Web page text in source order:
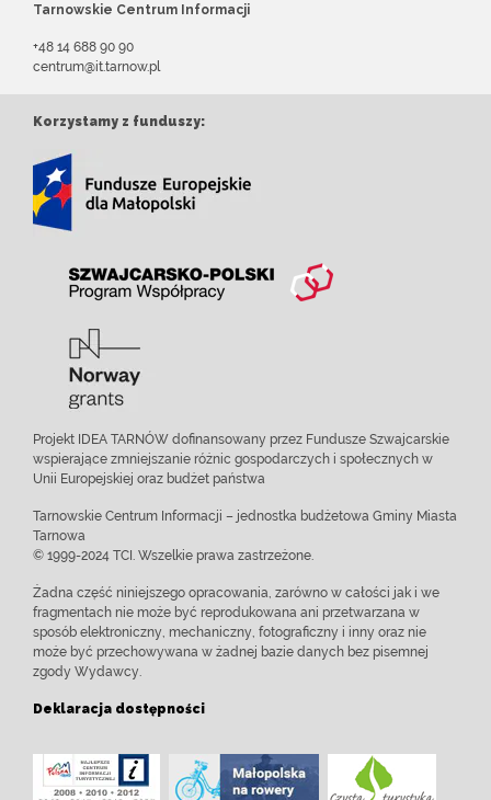
Tarnowskie Centrum Informacji
+48 14 688 90 90
centrum@it.tarnow.pl
Korzystamy z funduszy:
Projekt IDEA TARNÓW dofinansowany przez Fundusze Szwajcarskie
wspierające zmniejszanie różnic gospodarczych i społecznych w
Unii Europejskiej oraz budżet państwa
Tarnowskie Centrum Informacji – jednostka budżetowa Gminy Miasta
Tarnowa
© 1999-2024 TCI. Wszelkie prawa zastrzeżone.
Żadna część niniejszego opracowania, zarówno w całości jak i we
fragmentach nie może być reprodukowana ani przetwarzana w
sposób elektroniczny, mechaniczny, fotograficzny i inny oraz nie
może być przechowywana w żadnej bazie danych bez pisemnej
zgody Wydawcy.
Deklaracja dostępności